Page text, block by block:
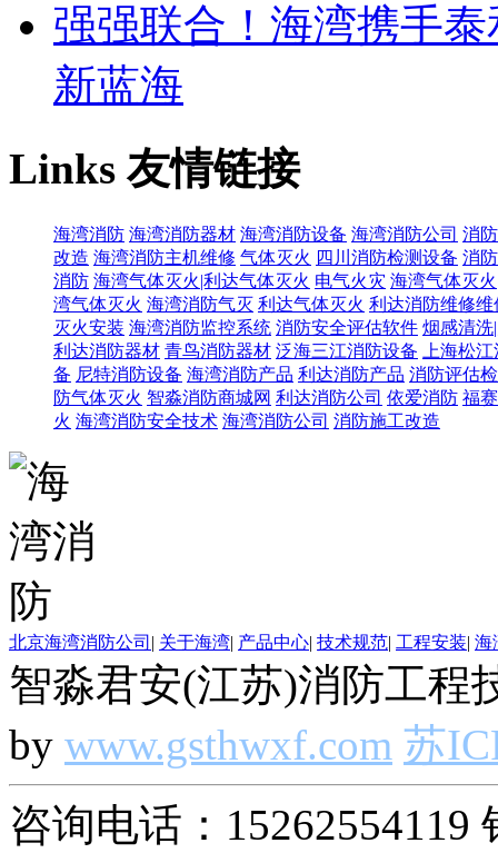
强强联合！海湾携手
新蓝海
Links友情链接
海湾消防 海湾消防器材 海湾消防设备 海湾消防公司 消
改造 海湾消防主机维修 气体灭火 四川消防检测设备 消
消防 海湾气体灭火|利达气体灭火 电气火灾 海湾气体灭
湾气体灭火 海湾消防气灭 利达气体灭火 利达消防维修维
灭火安装 海湾消防监控系统 消防安全评估软件 烟感清洗
利达消防器材 青鸟消防器材 泛海三江消防设备
上海松
备 尼特消防设备 海湾消防产品 利达消防产品 消防评估
防气体灭火 智淼消防商城网 利达消防公司 依爱消防 福
火 海湾消防安全技术 海湾消防公司 消防施工改造
北京海湾消防公司 | 关于海湾| 产品中心| 技术规范| 工程安装| 海
智淼君安(江苏)消防工程
by www.gsthwxf.com 苏
咨询电话：15262554119